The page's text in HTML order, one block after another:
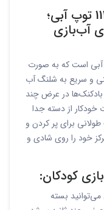
بادکنک آب‌بازی کودکان بسته 111 توپ آبی؛
آب‌بازی
کامل شامل 111 بادکنک آبی است که به صورت
راحتی و سریع به شلنگ آب
در عرض چند
خودکار از دسته جدا
برای پر کردن و
خود را روی شادی و
کودکان:
می‌توانید بسته